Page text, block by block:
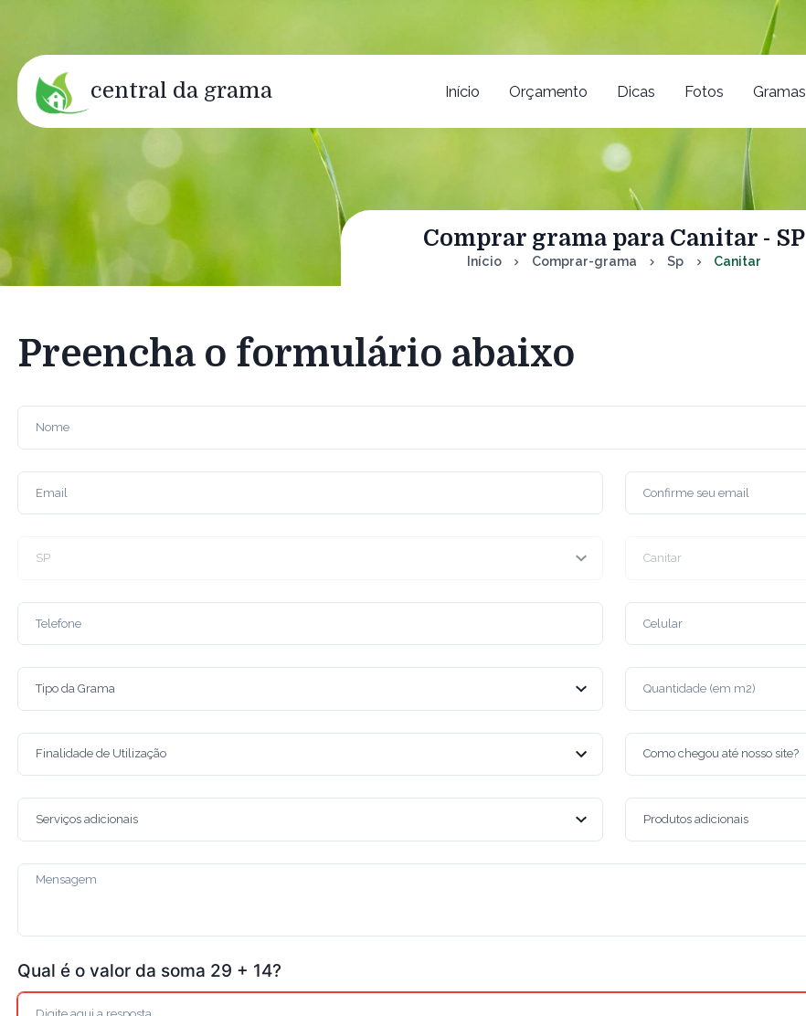
central da grama Início Orçamento Dicas Fotos Gramas
Comprar grama para Canitar - SP
Início Comprar-grama Sp Canitar
Preencha o formulário abaixo
Qual é o valor da soma 29 + 14?